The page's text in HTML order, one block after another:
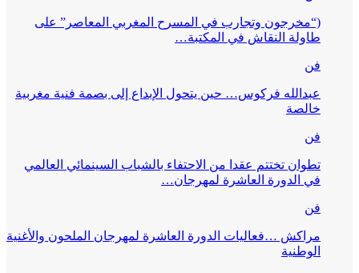
(“مخرجون وتجارب في المسرح المغربي المعاصر” على
طاولة النقاش في المكتبة…
فن
عبدالله فركوس… حين يتحول الإبداع إلى بصمة فنية مغربية
خالصة
فن
تطوان تختتم عقدا من الاحتفاء بالشباب السينمائي العالمي
في الدورة العاشرة لمهرجان…
فن
مراكش …فعاليات الدورة العاشرة لمهرجان الملحون والأغنية
الوطنية